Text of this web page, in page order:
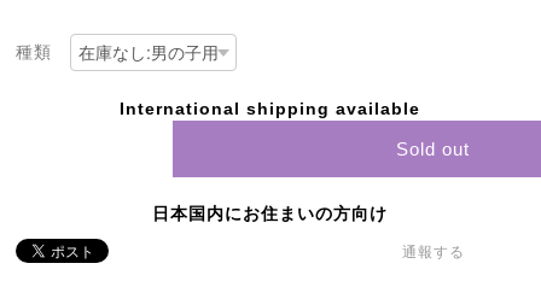
種類
International shipping available
Sold out
日本国内にお住まいの方向け
通報する